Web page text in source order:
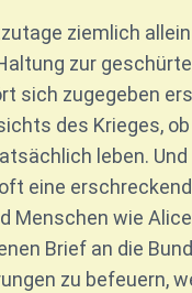
ziemlich
zur
sich zugegeben
des Krieges,
leben.
eine
wie
Brief an die
zu befeuern,